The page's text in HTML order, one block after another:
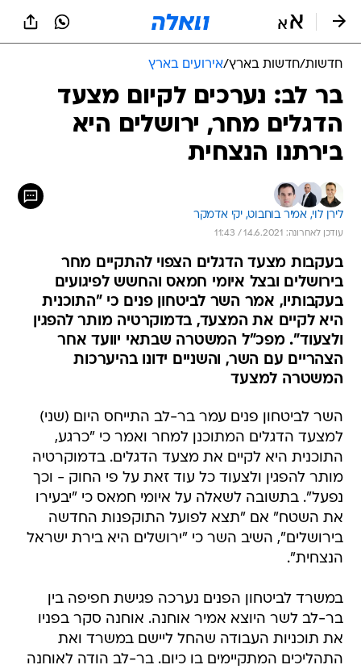
חדשות/חדשות בארץ/אירועים בארץ
בר לב: נערכים לקיום מצעד
הדגלים מחר, ירושלים היא
בירתנו הנצחית
לירן לוי, אמיר בוחבוט, יקי אדמקר
עודכן לאחרונה: 14.6.2021 / 11:43
בעקבות מצעד הדגלים הצפוי להתקיים מחר
בירושלים ובצל איומי חמאס והחשש לפיגועים
בעקבותיו, אמר השר לביטחון פנים כי "התוכנית
היא לקיים את המצעד, בדמוקרטיה מותר להפגין
ולצעוד". מפכ"ל המשטרה שבתאי יוועד אחר
הצהריים עם השר, והשניים ידונו בהיערכות
המשטרה למצעד
השר לביטחון פנים עמר בר-לב התייחס היום (שני)
למצעד הדגלים המתוכנן למחר ואמר כי "כרגע,
התוכנית היא לקיים את מצעד הדגלים. בדמוקרטיה
מותר להפגין ולצעוד כל עוד זאת על פי החוק - וכך
נפעל". בתשובה לשאלה על איומי חמאס כי "יבעירו
את השטח" אם "תצא לפועל התוקפנות החדשה
בירושלים", השיב השר כי "ירושלים היא בירת ישראל
הנצחית".
במשרד לביטחון הפנים נערכה פגישת חפיפה בין
בר-לב לשר היוצא אמיר אוחנה. אוחנה סקר בפניו
את תוכניות העבודה שהחל ליישם במשרד ואת
התהליכים המתקיימים בו כיום. בר-לב הודה לאוחנה